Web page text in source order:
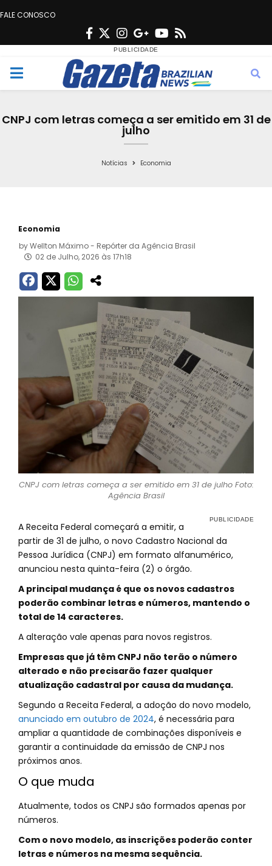
FALE CONOSCO
F
c
e
o
T
w
i
t
e
n
s
t
g
r
a
G
o
o
g
e
Y
u
t
b
s
M
CNPJ com letras começa a ser emitido em 31 de
julho
Notícias Economia
Economia
byWellton Máximo - Repórter da Agência Brasil
02 de Julho, 2026 às 17h18
CNPJ com letras começa a ser emitido em 31 de julho Foto:
Agência Brasil
A Receita Federal começará a emitir, a
partir de 31 de julho, o novo Cadastro Nacional da
Pessoa Jurídica (CNPJ) em formato alfanumérico,
anunciou nesta quinta-feira (2) o órgão.
A principal mudança é que os novos cadastros
poderão combinar letras e números, mantendo o
total de 14 caracteres.
A alteração vale apenas para novos registros.
Empresas que já têm CNPJ não terão o número
alterado e não precisarão fazer qualquer
atualização cadastral por causa da mudança.
Segundo a Receita Federal, a adoção do novo modelo,
anunciado em outubro de 2024, é necessária para
ampliar a quantidade de combinações disponíveis e
garantir a continuidade da emissão de CNPJ nos
próximos anos.
O que muda
Atualmente, todos os CNPJ são formados apenas por
números.
Com o novo modelo, as inscrições poderão conter
letras e números na mesma sequência.